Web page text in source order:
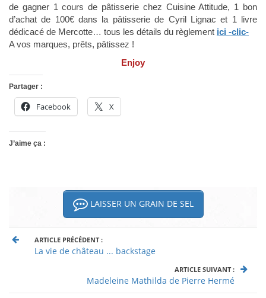
de gagner 1 cours de pâtisserie chez Cuisine Attitude, 1 bon
d’achat de 100€ dans la pâtisserie de Cyril Lignac et 1 livre
dédicacé de Mercotte… tous les détails du règlement ici -clic-
A vos marques, prêts, pâtissez !
Enjoy
Partager :
Facebook X
J’aime ça :
LAISSER UN GRAIN DE SEL
ARTICLE PRÉCÉDENT :
La vie de château ... backstage
ARTICLE SUIVANT :
Madeleine Mathilda de Pierre Hermé